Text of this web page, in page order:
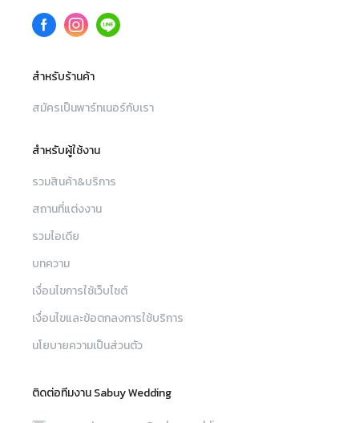
สำหรับร้านค้า
สมัครเป็นพาร์ทเนอร์กับเรา
สำหรับผู้ใช้งาน
รวมสินค้า&บริการ
สถานที่แต่งงาน
รวมไอเดีย
บทความ
เงื่อนไขการใช้เว็บไซต์
เงื่อนไขและข้อตกลงการใช้บริการ
นโยบายความเป็นส่วนตัว
ติดต่อทีมงาน Sabuy Wedding